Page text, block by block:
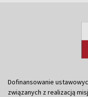
Dofinansowanie
związanych z realizacją